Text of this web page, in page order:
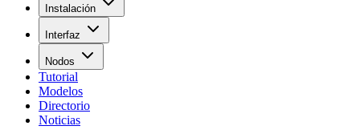
Instalación
Interfaz
Nodos
Tutorial
Modelos
Directorio
Noticias